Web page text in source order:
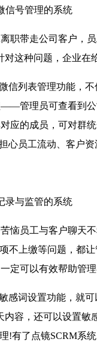
号管理的系统
带走公司客户，员
这种问题，企业
列表管理功能，不
管理员可查看到
应的成员，可对群
心员工流动、客户
与监管的系统
员工与客户聊天不
不上缴等问题，都
定可以有效帮助管理
词设置功能，就可
内容，还可以设置
!有了点镜SCRM系